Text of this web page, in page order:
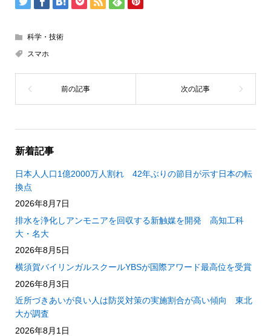
科学・技術
スマホ
新着記事
日本人人口1億2000万人割れ 42年ぶりの節目が示す日本の転
換点
2026年8月7日
排水を浄化しアンモニアを回収する新触媒を開発 高知工科
大・名大
2026年8月5日
横須賀バイリンガルスクールYBSが国際アワード最高位を受賞
2026年8月3日
近所づきあいが良い人は防災対策の実施割合が高い傾向 東北
大が調査
2026年8月1日